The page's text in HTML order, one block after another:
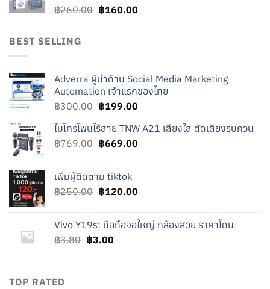
฿260.00 Original
฿160.00Current
BEST SELLING
Adverra ผู้นำด้าน Social Media Marketing
Automation เจ้าแรกของไทย
฿300.00 Original
was:
฿300.00.
฿199.00Current
is:
฿199.00.
ไมโครโฟนไร้สาย TNW A21 เสียงใส ตัดเสียงรบกวน
฿769.00 Original
฿769.00.
฿669.00Current
เพิ่มผู้ติดตาม tiktok
฿250.00 Original
฿250.00.
฿120.00Current
฿120.00.
Vivo Y19s: มือถือจอใหญ่ กล้องสวย ราคาโดน
฿3.80 Original
฿3.00Current
TOP RATED